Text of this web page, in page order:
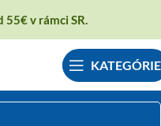
v rámci SR.
KATEGÓRIE